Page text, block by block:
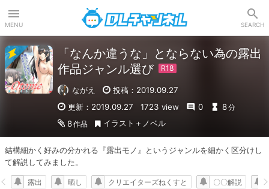
MENU SEARCH
「なんか違うな」とならない為の露出
作品ジャンル選び
ながえ
投稿：2019.09.27
更新：2019.09.27
1723 view 0 8分
8作品 イラスト＋ノベル
結構細かく好みの分かれる『露出モノ』というジャンルを細かく区分けし
て解説してみました。
露出 晒し クリエイターズねくすと 〇〇解説